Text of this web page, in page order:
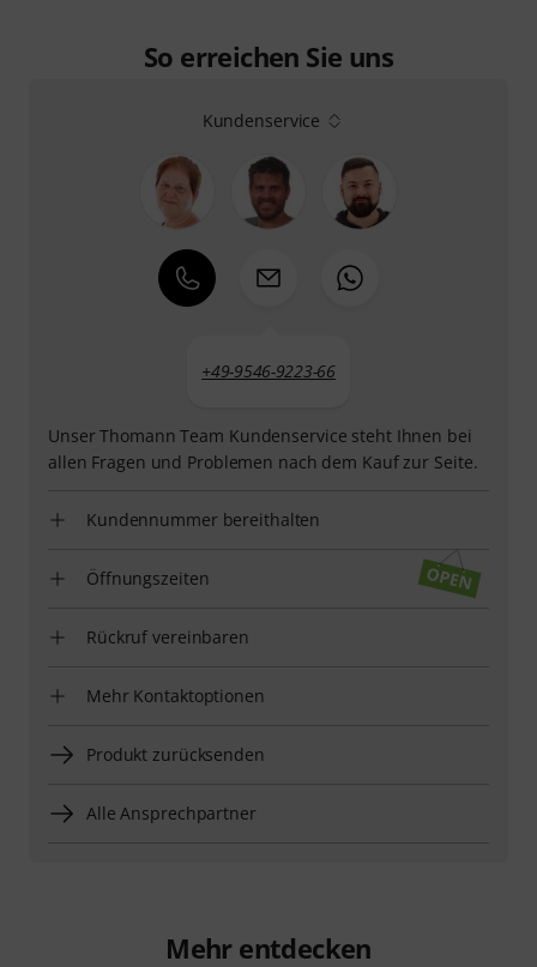
So erreichen Sie uns
Kundenservice
+49-9546-9223-66
Unser Thomann Team Kundenservice steht Ihnen bei
allen Fragen und Problemen nach dem Kauf zur Seite.
Kundennummer bereithalten
Öffnungszeiten
Rückruf vereinbaren
Mehr Kontaktoptionen
Produkt zurücksenden
Alle Ansprechpartner
Mehr entdecken